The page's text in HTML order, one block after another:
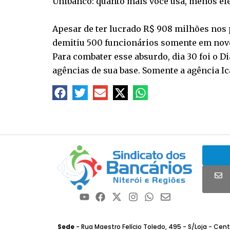
Apesar de ter lucrado R$ 908 milhões nos
demitiu 500 funcionários somente em
Para combater esse absurdo, dia 30 foi o
agências de sua base. Somente a agência
Sede - Rua Maestro Felício Toledo, 495 - S/Loja -